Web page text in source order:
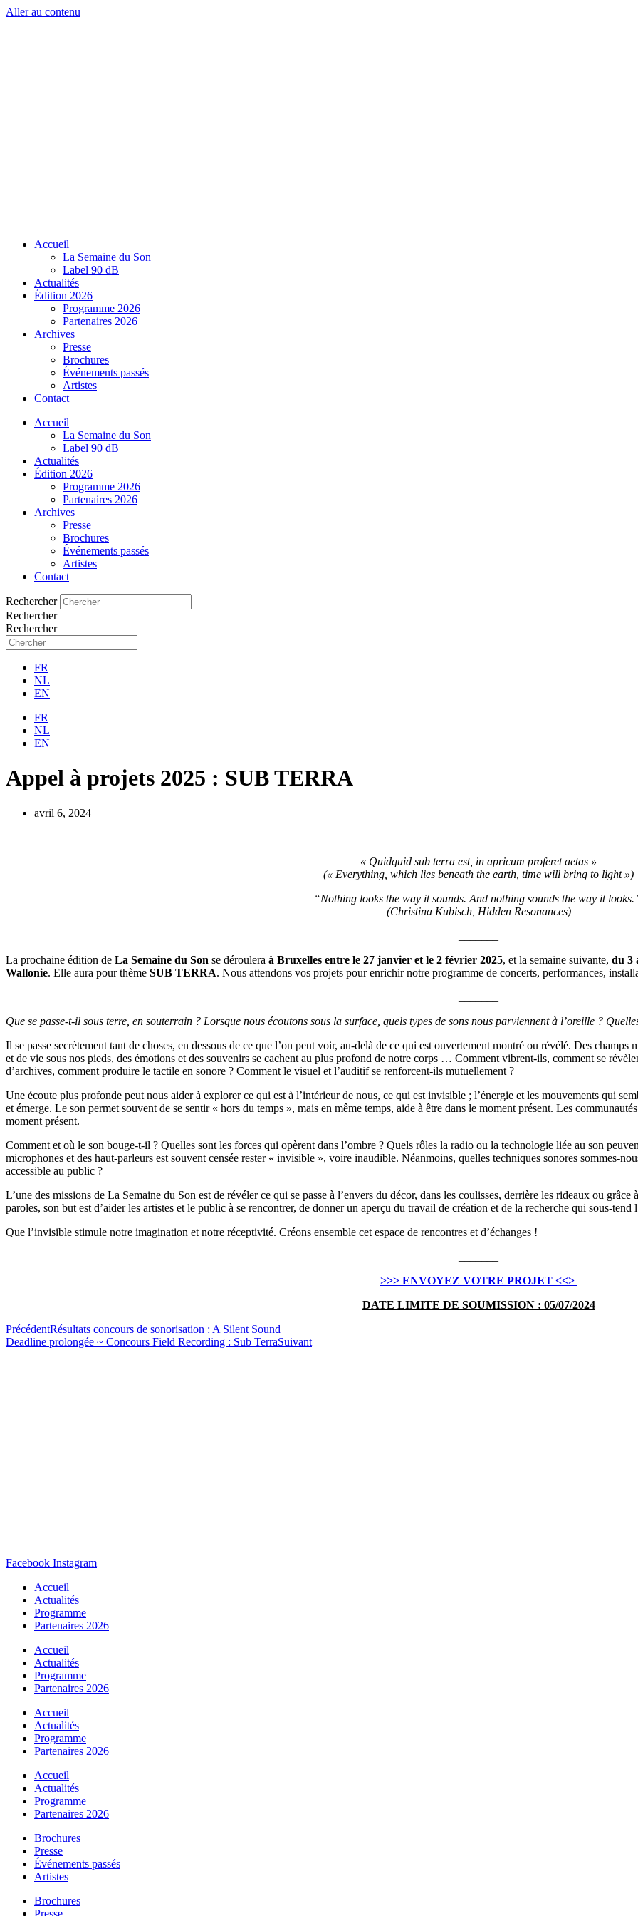
Aller au contenu
Accueil
La Semaine du Son
Label 90 dB
Actualités
Édition 2026
Programme 2026
Partenaires 2026
Archives
Presse
Brochures
Événements passés
Artistes
Contact
Accueil
La Semaine du Son
Label 90 dB
Actualités
Édition 2026
Programme 2026
Partenaires 2026
Archives
Presse
Brochures
Événements passés
Artistes
Contact
Rechercher
Rechercher
Rechercher
FR
NL
EN
FR
NL
EN
Appel à projets 2025 : SUB TERRA
avril 6, 2024
« Quidquid sub terra est, in apricum proferet aetas »
(« Everything, which lies beneath the earth, time will bring to light »)
“Nothing looks the way it sounds. And nothing sounds the way it
(Christina Kubisch, Hidden Resonances)
La prochaine édition de La Semaine du Son se déroulera à Bruxelles entre le 27 janvier et le 2 février 2025, et la semaine suivante, du 3
Wallonie. Elle aura pour thème SUB TERRA. Nous attendons vos projets pour enrichir notre programme de concerts, performances,
Que se passe-t-il sous terre, en souterrain ? Lorsque nous écoutons sous la surface, quels types de sons nous parviennent à l’oreille ?
Il se passe secrètement tant de choses, en dessous de ce que l’on peut voir, au-delà de ce qui est ouvertement montré ou révélé. Des
et de vie sous nos pieds, des émotions et des souvenirs se cachent au plus profond de notre corps … Comment vibrent-ils, comment se
d’archives, comment produire le tactile en sonore ? Comment le visuel et l’auditif se renforcent-ils mutuellement ?
Une écoute plus profonde peut nous aider à explorer ce qui est à l’intérieur de nous, ce qui est invisible ; l’énergie et les mouvements qui
et émerge. Le son permet souvent de se sentir « hors du temps », mais en même temps, aide à être dans le moment présent. Les
moment présent.
Comment et où le son bouge-t-il ? Quelles sont les forces qui opèrent dans l’ombre ? Quels rôles la radio ou la technologie liée au son
microphones et des haut-parleurs est souvent censée rester « invisible », voire inaudible. Néanmoins, quelles techniques sonores sommes-
accessible au public ?
L’une des missions de La Semaine du Son est de révéler ce qui se passe à l’envers du décor, dans les coulisses, derrière les rideaux ou
paroles, son but est d’aider les artistes et le public à se rencontrer, de donner un aperçu du travail de création et de la recherche qui sous-
Que l’invisible stimule notre imagination et notre réceptivité. Créons ensemble cet espace de rencontres et d’échanges !
>>> ENVOYEZ VOTRE PROJET <<>
DATE LIMITE DE SOUMISSION : 05/07/2024
PrécédentRésultats concours de sonorisation : A Silent Sound
Deadline prolongée ~ Concours Field Recording : Sub TerraSuivant
Facebook Instagram
Accueil
Actualités
Programme
Partenaires 2026
Accueil
Actualités
Programme
Partenaires 2026
Accueil
Actualités
Programme
Partenaires 2026
Accueil
Actualités
Programme
Partenaires 2026
Brochures
Presse
Événements passés
Artistes
Brochures
Presse